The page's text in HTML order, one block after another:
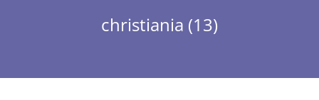
christiania (13)